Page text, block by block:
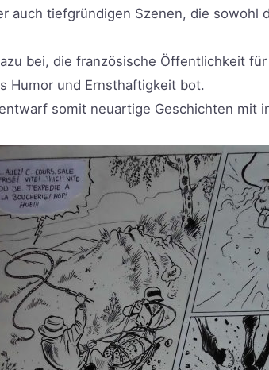
auch tiefgründigen Szenen, die sowohl
bei, die französische Öffentlichkeit
Humor und Ernsthaftigkeit bot.
somit neuartige Geschichten